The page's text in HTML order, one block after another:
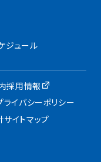
ジュール
採用情報
ライバシーポリシー
サイトマップ